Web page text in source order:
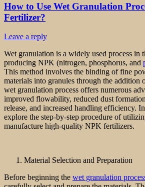
How to Use Wet Granulation
Fertilizer?
Leave a reply
Wet granulation is a widely used process in
producing NPK (nitrogen, phosphorus, and
This method involves the binding of fine
materials into granules through the addition
wet granulation process offers numerous
improved flowability, reduced dust
release, and increased handling efficiency.
explore the step-by-step procedure of
manufacture high-quality NPK fertilizers.
Material Selection and Preparation
Before beginning the wet granulation